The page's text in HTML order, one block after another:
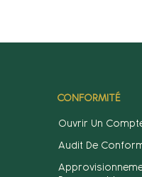
CONFORMITÉ
Ouvrir Un
Audit De